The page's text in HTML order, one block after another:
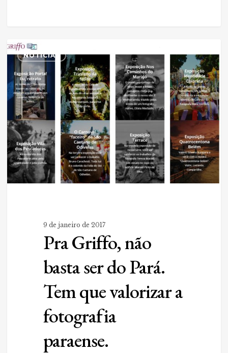
Pra
Griffo,
não
basta
ser
do
Pará.
Tem
que
valorizar
a
fotografia
paraense.
NOTÍCIAS
9 de janeiro de 2017
Pra Griffo, não
basta ser do Pará.
Tem que valorizar a
fotografia
paraense.